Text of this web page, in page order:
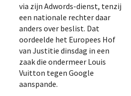
via zijn Adwords-dienst, tenzij
een nationale rechter daar
anders over beslist. Dat
oordeelde het Europees Hof
van Justitie dinsdag in een
zaak die ondermeer Louis
Vuitton tegen Google
aanspande.